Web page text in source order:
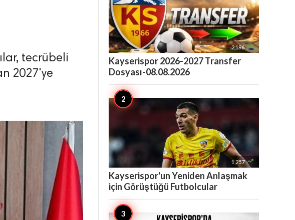
tecrübeli
2027'ye
2,196 
Kayserispor 2026-2027 Transfer
Dosyası-08.08.2026
1,257 
Kayserispor'un Yeniden Anlaşmak
için Görüştüğü Futbolcular